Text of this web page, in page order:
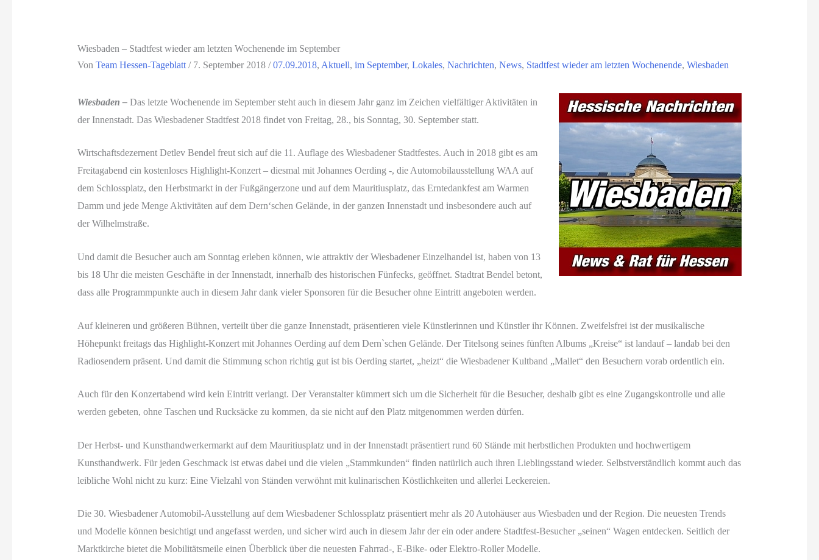
Wiesbaden – Stadtfest wieder am letzten Wochenende im September
Von Team Hessen-Tageblatt / 7. September 2018 /07.09.2018, Aktuell, im September, Lokales, Nachrichten, News, Stadtfest wieder am letzten Wochenende, Wiesbaden
Wiesbaden – Das letzte Wochenende im September steht auch in diesem Jahr ganz im Zeichen vielfältiger Aktivitäten in
der Innenstadt. Das Wiesbadener Stadtfest 2018 findet von Freitag, 28., bis Sonntag, 30. September statt.
Wirtschaftsdezernent Detlev Bendel freut sich auf die 11. Auflage des Wiesbadener Stadtfestes. Auch in 2018 gibt es am
Freitagabend ein kostenloses Highlight-Konzert – diesmal mit Johannes Oerding -, die Automobilausstellung WAA auf
dem Schlossplatz, den Herbstmarkt in der Fußgängerzone und auf dem Mauritiusplatz, das Erntedankfest am Warmen
Damm und jede Menge Aktivitäten auf dem Dern‘schen Gelände, in der ganzen Innenstadt und insbesondere auch auf
der Wilhelmstraße.
Und damit die Besucher auch am Sonntag erleben können, wie attraktiv der Wiesbadener Einzelhandel ist, haben von 13
bis 18 Uhr die meisten Geschäfte in der Innenstadt, innerhalb des historischen Fünfecks, geöffnet. Stadtrat Bendel betont,
dass alle Programmpunkte auch in diesem Jahr dank vieler Sponsoren für die Besucher ohne Eintritt angeboten werden.
Auf kleineren und größeren Bühnen, verteilt über die ganze Innenstadt, präsentieren viele Künstlerinnen und Künstler ihr Können. Zweifelsfrei ist der musikalische
Höhepunkt freitags das Highlight-Konzert mit Johannes Oerding auf dem Dern`schen Gelände. Der Titelsong seines fünften Albums „Kreise“ ist landauf – landab bei den
Radiosendern präsent. Und damit die Stimmung schon richtig gut ist bis Oerding startet, „heizt“ die Wiesbadener Kultband „Mallet“ den Besuchern vorab ordentlich ein.
Auch für den Konzertabend wird kein Eintritt verlangt. Der Veranstalter kümmert sich um die Sicherheit für die Besucher, deshalb gibt es eine Zugangskontrolle und alle
werden gebeten, ohne Taschen und Rucksäcke zu kommen, da sie nicht auf den Platz mitgenommen werden dürfen.
Der Herbst- und Kunsthandwerkermarkt auf dem Mauritiusplatz und in der Innenstadt präsentiert rund 60 Stände mit herbstlichen Produkten und hochwertigem
Kunsthandwerk. Für jeden Geschmack ist etwas dabei und die vielen „Stammkunden“ finden natürlich auch ihren Lieblingsstand wieder. Selbstverständlich kommt auch das
leibliche Wohl nicht zu kurz: Eine Vielzahl von Ständen verwöhnt mit kulinarischen Köstlichkeiten und allerlei Leckereien.
Die 30. Wiesbadener Automobil-Ausstellung auf dem Wiesbadener Schlossplatz präsentiert mehr als 20 Autohäuser aus Wiesbaden und der Region. Die neuesten Trends
und Modelle können besichtigt und angefasst werden, und sicher wird auch in diesem Jahr der ein oder andere Stadtfest-Besucher „seinen“ Wagen entdecken. Seitlich der
Marktkirche bietet die Mobilitätsmeile einen Überblick über die neuesten Fahrrad-, E-Bike- oder Elektro-Roller Modelle.